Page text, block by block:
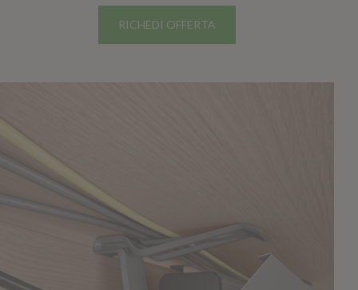
RICHEDI OFFERTA